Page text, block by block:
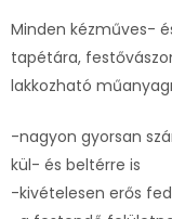
Minden kézműves-
tapétára,
lakkozható
-nagyon gyorsan
kül- és beltérre is
-kivételesen erős